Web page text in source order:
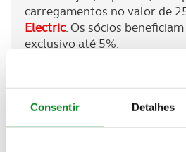
Consentir Detalhes
carregamentos no valor de
Electric. Os sócios
exclusivo até 5%.
Saiba mais sobre o
ACP
SAIBA MAIS